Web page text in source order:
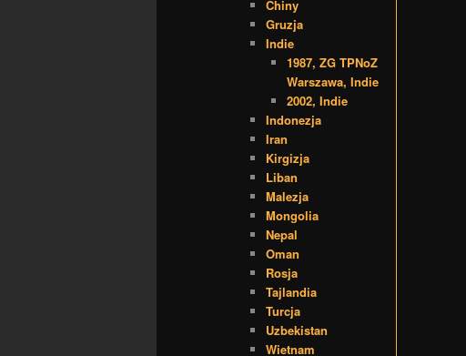
Chiny
Gruzja
Indie
1987, ZG TPNoZ
Warszawa, Indie
2002, Indie
Indonezja
Iran
Kirgizja
Liban
Malezja
Mongolia
Nepal
Oman
Rosja
Tajlandia
Turcja
Uzbekistan
Wietnam